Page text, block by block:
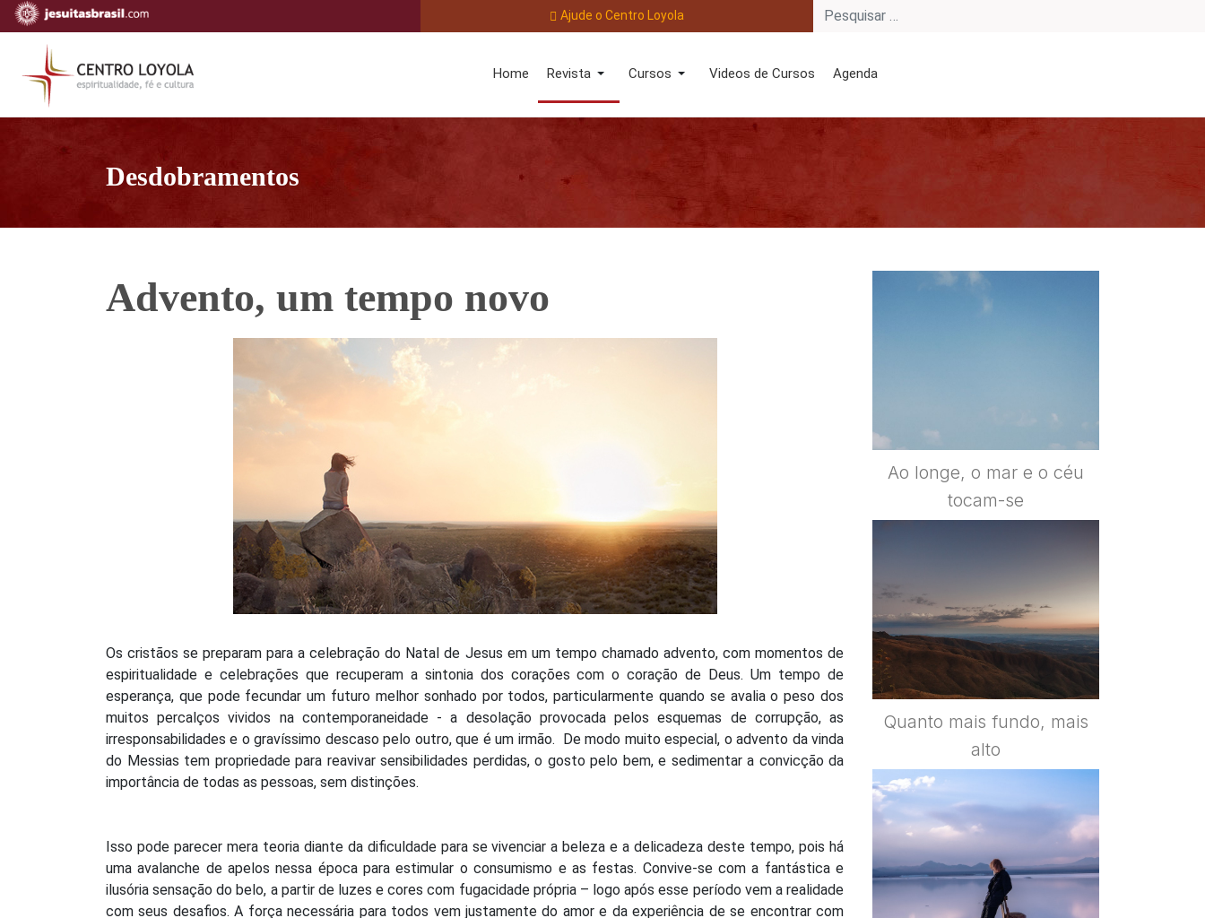
Ajude o Centro Loyola
Home Revista Cursos Videos de Cursos Agenda
Desdobramentos
Advento, um tempo novo
Os cristãos se preparam para a celebração do Natal de Jesus em um tempo chamado advento, com momentos de
espiritualidade e celebrações que recuperam a sintonia dos corações com o coração de Deus. Um tempo de
esperança, que pode fecundar um futuro melhor sonhado por todos, particularmente quando se avalia o peso dos
muitos percalços vividos na contemporaneidade - a desolação provocada pelos esquemas de corrupção, as
irresponsabilidades e o gravíssimo descaso pelo outro, que é um irmão. De modo muito especial, o advento da vinda
do Messias tem propriedade para reavivar sensibilidades perdidas, o gosto pelo bem, e sedimentar a convicção da
importância de todas as pessoas, sem distinções.
Isso pode parecer mera teoria diante da dificuldade para se vivenciar a beleza e a delicadeza deste tempo, pois há
uma avalanche de apelos nessa época para estimular o consumismo e as festas. Convive-se com a fantástica e
ilusória sensação do belo, a partir de luzes e cores com fugacidade própria – logo após esse período vem a realidade
com seus desafios. A força necessária para todos vem justamente do amor e da experiência de se encontrar com
Ao longe, o mar e o céu
tocam-se
Quanto mais fundo, mais
alto